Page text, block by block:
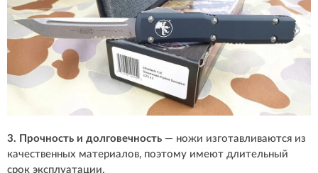
3. Прочность и долговечность — ножи изготавливаются из
качественных материалов, поэтому имеют длительный
срок эксплуатации.